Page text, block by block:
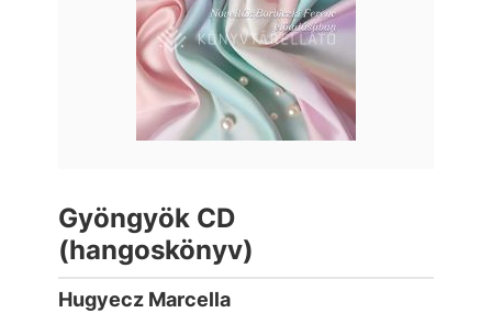
Gyöngyök CD
(hangoskönyv)
Hugyecz Marcella